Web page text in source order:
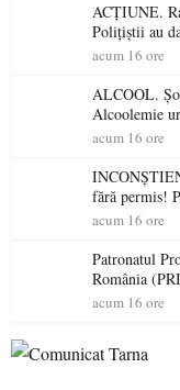
ACȚIUNE.
Polițiștii au
permis într-o
acum 16 ore
ALCOOL.
Alcoolemie
acum 16 ore
fără permis!
acum 16 ore
Patronatul
România
electrică a
acum 16 ore